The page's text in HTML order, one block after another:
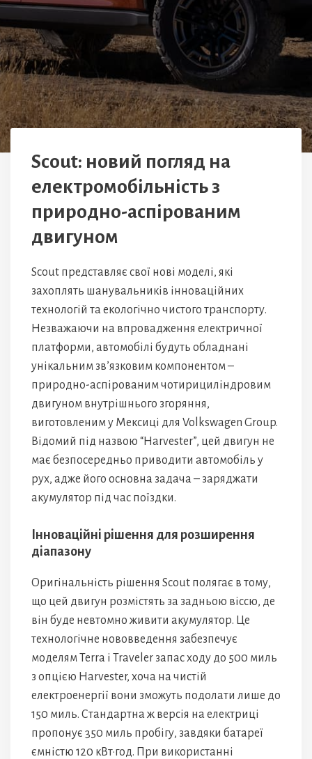
Scout: новий погляд на
електромобільність з
природно-аспірованим
двигуном
Scout представляє свої нові моделі, які
захоплять шанувальників інноваційних
технологій та екологічно чистого транспорту.
Незважаючи на впровадження електричної
платформи, автомобілі будуть обладнані
унікальним зв’язковим компонентом –
природно-аспірованим чотирициліндровим
двигуном внутрішнього згоряння,
виготовленим у Мексиці для Volkswagen Group.
Відомий під назвою “Harvester”, цей двигун не
має безпосередньо приводити автомобіль у
рух, адже його основна задача – заряджати
акумулятор під час поїздки.
Інноваційні рішення для розширення
діапазону
Оригінальність рішення Scout полягає в тому,
що цей двигун розмістять за задньою віссю, де
він буде невтомно живити акумулятор. Це
технологічне нововведення забезпечує
моделям Terra і Traveler запас ходу до 500 миль
з опцією Harvester, хоча на чистій
електроенергії вони зможуть подолати лише до
150 миль. Стандартна ж версія на електриці
пропонує 350 миль пробігу, завдяки батареї
ємністю 120 кВт·год. При використанні